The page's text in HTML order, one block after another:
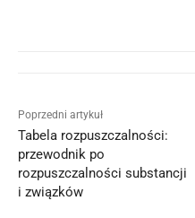
Poprzedni artykuł
Tabela rozpuszczalności:
przewodnik po
rozpuszczalności substancji
i związków